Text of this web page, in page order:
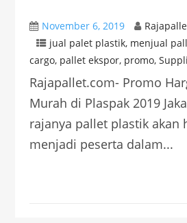
November 6, 2019
jual palet plastik, menjual
cargo, pallet ekspor, promo,
Rajapallet.com- Promo
Murah di Plaspak 2019
rajanya pallet plastik akan
menjadi peserta dalam...